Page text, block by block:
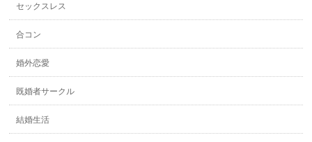
セックスレス
合コン
婚外恋愛
既婚者サークル
結婚生活